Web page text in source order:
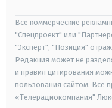
Все коммерческие
"Спецпроект" или
"Эксперт", "Позиция"
Редакция может не
и правил цитирования
пользования сайтом. Все
«Телерадиокомпания"